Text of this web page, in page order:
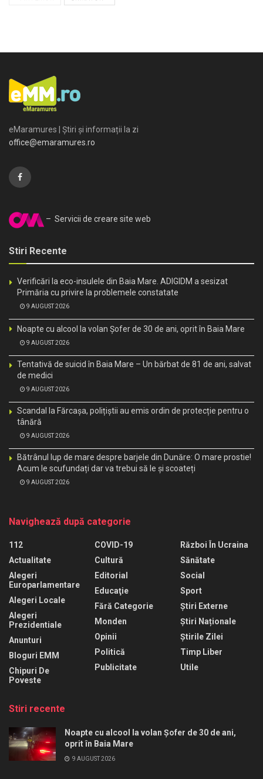
eMaramures | Știri și informații la zi
office@emaramures.ro
– Servicii de creare site web
Stiri Recente
Verificări la eco-insulele din Baia Mare. ADIGIDM a sesizat
Primăria cu privire la problemele constatate
9 AUGUST 2026
Noapte cu alcool la volan Șofer de 30 de ani, oprit în Baia Mare
9 AUGUST 2026
Tentativă de suicid în Baia Mare – Un bărbat de 81 de ani, salvat
de medici
9 AUGUST 2026
Scandal la Fărcașa, polițiștii au emis ordin de protecție pentru o
tânără
9 AUGUST 2026
Bătrânul lup de mare despre barjele din Dunăre: O mare prostie!
Acum le scufundați dar va trebui să le și scoateți
9 AUGUST 2026
Navighează după categorie
112
Actualitate
Alegeri
Europarlamentare
Alegeri Locale
Alegeri
Prezidentiale
Anunturi
Bloguri EMM
Chipuri De
Poveste
COVID-19
Cultură
Editorial
Educaţie
Fără Categorie
Monden
Opinii
Politică
Publicitate
Război În Ucraina
Sănătate
Social
Sport
Știri Externe
Știri Naționale
Știrile Zilei
Timp Liber
Utile
Stiri recente
Noapte cu alcool la volan Șofer de 30 de ani,
oprit în Baia Mare
9 AUGUST 2026